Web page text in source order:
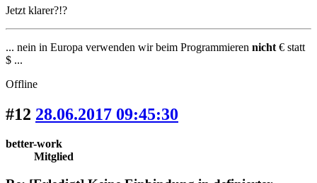
Jetzt klarer?!?
... nein in Europa verwenden wir beim Programmieren nicht € statt
$ ...
Offline
#12 28.06.2017 09:45:30
better-work
Mitglied